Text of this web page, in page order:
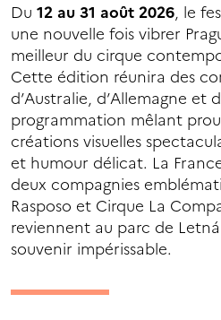
Du 12 au 31 août 2026, le
une nouvelle fois vibrer
meilleur du cirque
Cette édition réunira des
d’Australie, d’Allemagne et
programmation mêlant
créations visuelles
et humour délicat. La
deux compagnies
Rasposo et Cirque La
reviennent au parc de
souvenir impérissable.